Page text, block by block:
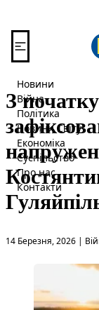
Новини
Війна
Політика
Новини Світу
Економіка
Суспільство
Про нас
Контакти
З
14 Березня, 2026 |
Опубліковано в